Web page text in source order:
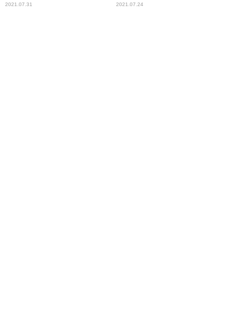
おうち、どっちで観る？
2021.07.31
大作＆劇場版アニメ
2021.07.24